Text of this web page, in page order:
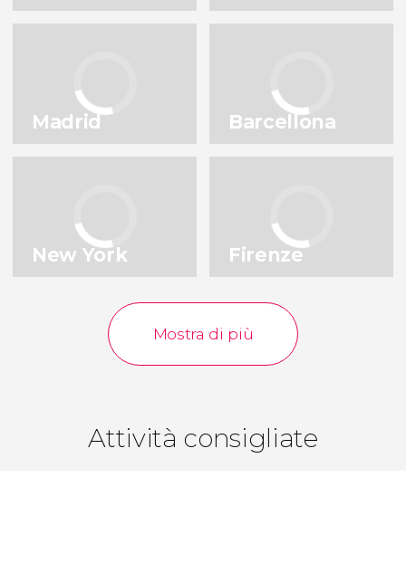
Milano Lisbona
Turchia Repubblica Ceca
Porto
Portogallo
Bruxelles
Belgio
Madrid Barcellona
New York Firenze
Mostra di più
Attività consigliate